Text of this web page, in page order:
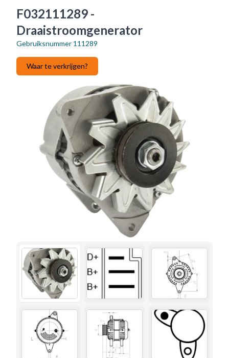
F032111289 -
Draaistroomgenerator
Gebruiksnummer 111289
Waar te verkrijgen?